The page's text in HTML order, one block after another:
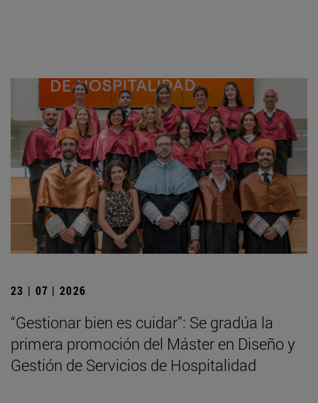
23 | 07 | 2026
“Gestionar bien es cuidar”: Se gradúa la
primera promoción del Máster en Diseño y
Gestión de Servicios de Hospitalidad